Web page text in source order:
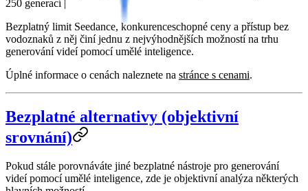
250 generací |
Bezplatný limit Seedance, konkurenceschopné ceny a přístup bez
vodoznaků z něj činí jednu z nejvýhodnějších možností na trhu
generování videí pomocí umělé inteligence.
Úplné informace o cenách naleznete na stránce s cenami.
Bezplatné alternativy (objektivní
srovnání)
Pokud stále porovnáváte jiné bezplatné nástroje pro generování
videí pomocí umělé inteligence, zde je objektivní analýza některých